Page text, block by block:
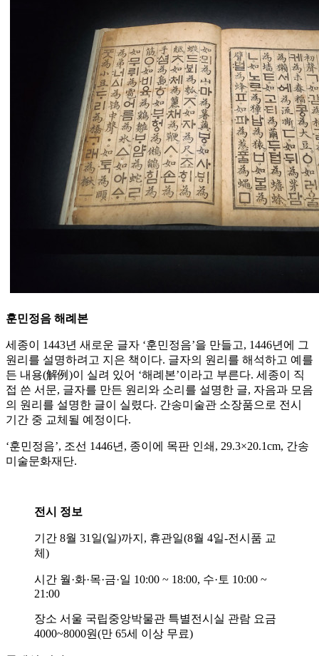
훈민정음 해례본
세종이 1443년 새로운 글자 ‘훈민정음’을 만들고, 1446년에 그
원리를 설명하려고 지은 책이다. 글자의 원리를 해석하고 예를
든 내용(解例)이 실려 있어 ‘해례본’이라고 부른다. 세종이 직
접 쓴 서문, 글자를 만든 원리와 소리를 설명한 글, 자음과 모음
의 원리를 설명한 글이 실렸다. 간송미술관 소장품으로 전시
기간 중 교체될 예정이다.
‘훈민정음’, 조선 1446년, 종이에 목판 인쇄, 29.3×20.1cm, 간송
미술문화재단.
전시 정보
기간 8월 31일(일)까지, 휴관일(8월 4일-전시품 교
체)
시간 월·화·목·금·일 10:00 ~ 18:00, 수·토 10:00 ~
21:00
장소 서울 국립중앙박물관 특별전시실 관람 요금
4000~8000원(만 65세 이상 무료)